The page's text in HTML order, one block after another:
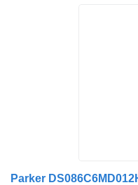
Parker